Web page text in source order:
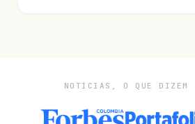
NOTÍCIAS, O QUE DIZEM